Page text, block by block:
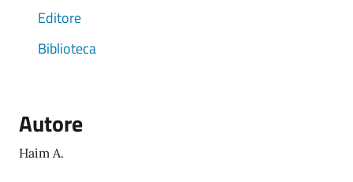
Editore
Biblioteca
Autore
Haim A.